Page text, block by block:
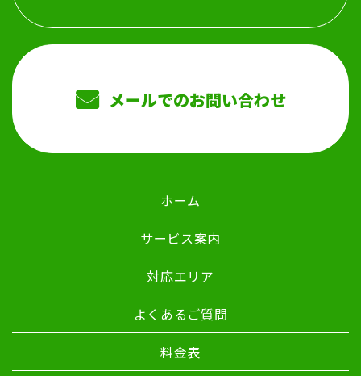
メールでのお問い合わせ
ホーム
サービス案内
対応エリア
よくあるご質問
料金表